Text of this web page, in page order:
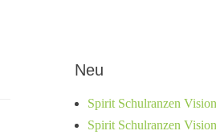
Neu
Spirit Schulranzen
Spirit Schulranzen